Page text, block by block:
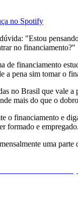
no Spotify
"Estou
no financiamento?"
de financiamento
a pena sim tomar o
no Brasil que vale a
mais do que o
o financiamento e
formado e
uma